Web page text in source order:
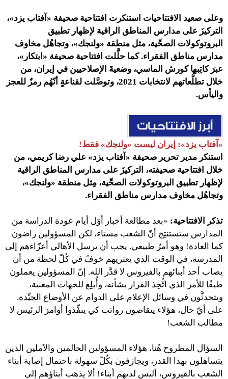
وعلى صعيد الافتتاحيات استنكرت افتتاحية صحيفة «آفتاب يزد»،
التركيزَ على مدارس المناطق الراقية لإظهار تطبيق
البروتوكولات الصحِّية، مثل منطقة «ولنجك»، وتجاهُل مخاوف
مدارس مناطق الفقراء. كما حلَّلت افتتاحية صحيفة «ابتكار»،
عبرَ كاتِبها كورش الماسي، وضعيةَ الإصلاحيين في إيران، من
خلال تطلُّعاتهم لانتخابات 2021، وتوصَّلت لقناعةٍ أنّهُم رمزٌ للعجز
واليأس.
«آفتاب يزد»: إيران ليست «ولنجك» فقط!
استنكر مدير تحرير صحيفة «آفتاب يزد» علي رضا كريمي، من
خلال افتتاحية صحيفته، التركيزَ على مدارس المناطق الراقية
لإظهار تطبيق البروتوكولات الصحِّية، مِثل منطقة «ولنجك»،
وتجاهُل مخاوف مدارس مناطق الفقراء.
تذكر الافتتاحية: «بعد مطالعة أخبار أوّل أيام عودة الدراسة من
المدارس ستستنتِج أنّ الشعب مستاء، لكن المسؤولين راضون
كما العادة! وهو أمرٌ طبيعي. يجب أن يرسل الأهالي أعزّاءهم إلى
المدرسة، في الوقت الذي يعتريهم خوفٌ في كُلّ لحظة من أن
يصاب أحد أبنائهم بالفيروس لا قدَّر الله. إنّ المسؤولين يعملون
طبقًا للأمر الذي اتُّخِذ القرار بشأنه، وأُبلِغ للجهات المعنية،
ويتحدثَّون في وسائل الإعلام على الدوام عن الأوضاع الجيِّدة.
على أيّ حال، هؤلاء يتقاضون رواتب كي ينفِّذوا أوامرَ الرئيس لا
مطالب الشعب!
السؤال المطروح هُنا، هؤلاء المسؤولين الحالمين والآملين الذين
يتساهلون بهذا القدر، ويجازفون بكُلّ سهولة باحتمال إصابة أبناء
الشعب بالفيروس، أليس لديهم أبناء! ألا يذهب أبناؤهم إلى